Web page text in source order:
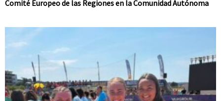
Comité Europeo de las Regiones en la Comunidad Autónoma